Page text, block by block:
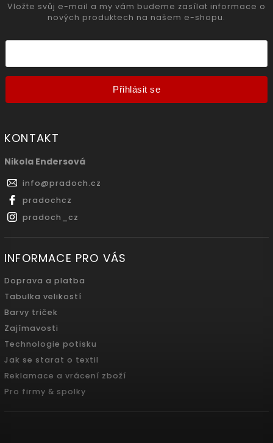
Vložte svůj e-mail a my vám budeme zasílat informace o
nových produktech na našem e-shopu.
Přihlásit se
KONTAKT
Nikola Endersová
info@pradoch.cz
pradochcz
pradoch_cz
INFORMACE PRO VÁS
Doprava a platba
Tabulka velikostí
Barvy triček
Zajímavosti
Technologie potisku
Jak se starat o textil
Reklamace a vrácení zboží
Pro firmy & spolky